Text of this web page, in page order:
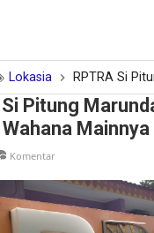
Lokasia RPTRA Si
Si Pitung
Mainnya
Komentar